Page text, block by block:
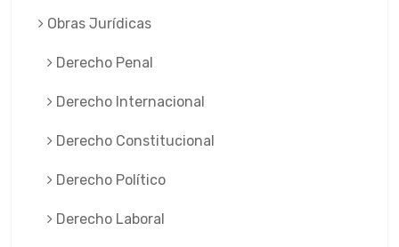
Obras Jurí­dicas
Derecho Penal
Derecho Internacional
Derecho Constitucional
Derecho Político
Derecho Laboral